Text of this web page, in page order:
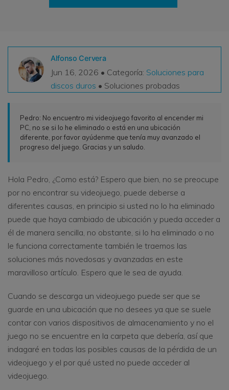
Recupera datos perdidos/eliminados gratis
Pruébalo Gratis
Otros Productos
Repairit - Reparar Datos
UBackit - Respaldar Datos
Alfonso Cervera
Jun 16, 2026 • Categoría: Soluciones para
discos duros • Soluciones probadas
Pedro: No encuentro mi videojuego favorito al encender mi
PC, no se si lo he eliminado o está en una ubicación
diferente, por favor ayúdenme que tenía muy avanzado el
progreso del juego. Gracias y un saludo.
Hola Pedro, ¿Como está? Espero que bien, no se preocupe
por no encontrar su videojuego, puede deberse a
diferentes causas, en principio si usted no lo ha eliminado
puede que haya cambiado de ubicación y pueda acceder a
él de manera sencilla, no obstante, si lo ha eliminado o no
le funciona correctamente también le traemos las
soluciones más novedosas y avanzadas en este
maravilloso artículo. Espero que le sea de ayuda.
Cuando se descarga un videojuego puede ser que se
guarde en una ubicación que no desees ya que se suele
contar con varios dispositivos de almacenamiento y no el
juego no se encuentre en la carpeta que debería, así que
indagaré en todas las posibles causas de la pérdida de un
videojuego y el por qué usted no puede acceder al
videojuego.